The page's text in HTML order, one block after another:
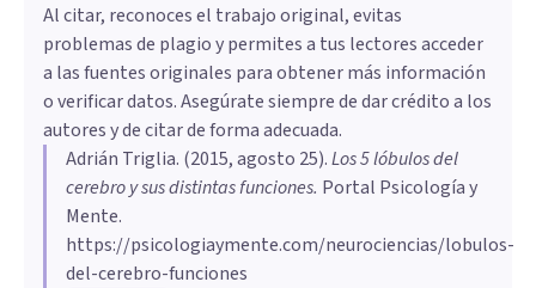
Al citar, reconoces el trabajo original, evitas
problemas de plagio y permites a tus lectores acceder
a las fuentes originales para obtener más información
o verificar datos. Asegúrate siempre de dar crédito a los
autores y de citar de forma adecuada.
Adrián Triglia. (2015, agosto 25).​Los 5 lóbulos del
cerebro y sus distintas funciones. Portal Psicología y
Mente.
https://psicologiaymente.com/neurociencias/lobulos-
del-cerebro-funciones